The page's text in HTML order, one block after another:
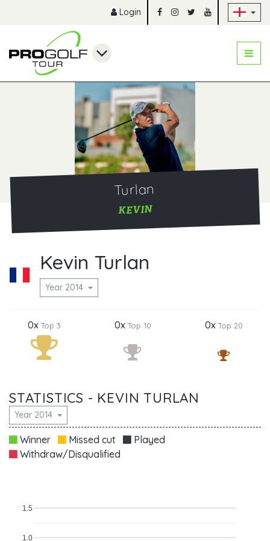
Login
Turlan
KEVIN
Kevin Turlan
Year 2014
0xTop 3 0xTop 10 0xTop 20
STATISTICS - KEVIN TURLAN
Year 2014
Winner Missed cut
Played
Withdraw/Disqualified
1.0
1.5